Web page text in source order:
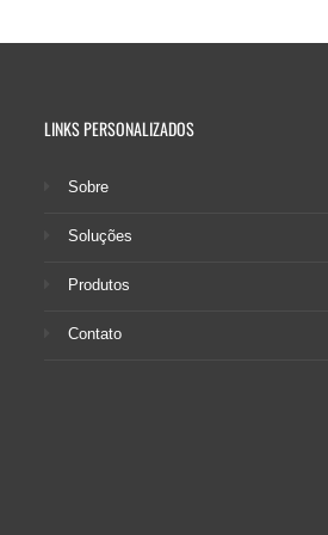
LINKS PERSONALIZADOS
Sobre
Soluções
Produtos
Contato